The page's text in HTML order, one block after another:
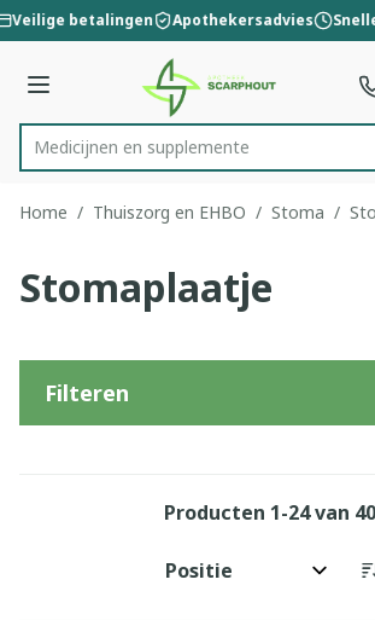
Ga naar de inhoud
1 van 1
Veilige betalingen Apothekersadvies
Menu
Product, merk, categorie...
Medicijn
Home / Thuiszorg en EHBO / Stoma /
Stomaplaatje
Filteren
Producten 1-24van 40
Sorteer op: